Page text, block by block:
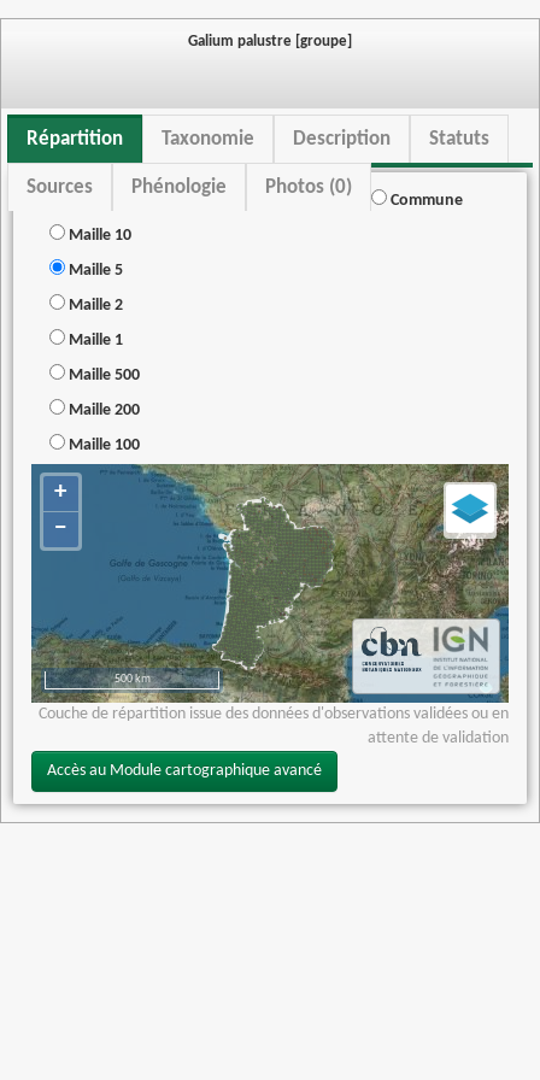
Galium palustre [groupe]
Répartition Taxonomie Description Statuts
Sources Phénologie Photos (0)
Commune
Maille 10
Maille 5
Maille 2
Maille 1
Maille 500
Maille 200
Maille 100
+
−
500 km
Couche de répartition issue des données d'observations validées ou en
attente de validation
Accès au Module cartographique avancé